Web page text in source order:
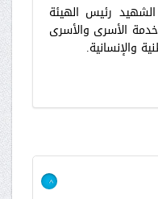
رئيس الهيئة
الأسرى والأسرى
والإنسانية.
>